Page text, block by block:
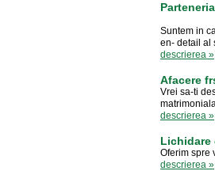
Suntem in
en- detail al
descrierea »
Afacere
Vrei sa-ti
descrierea »
Lichidare
Oferim spre
descrierea »